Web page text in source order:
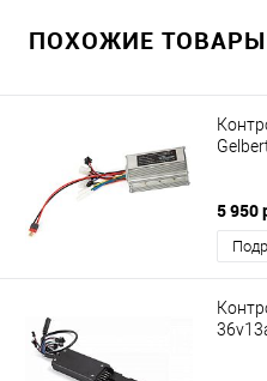
ПОХОЖИЕ ТОВАРЫ
5 950